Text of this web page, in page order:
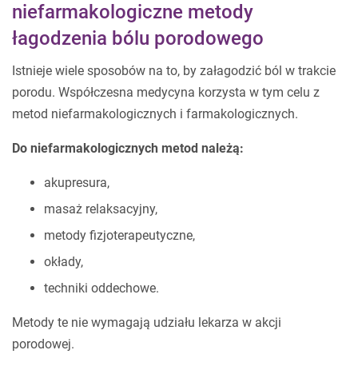
niefarmakologiczne metody
łagodzenia bólu porodowego
Istnieje wiele sposobów na to, by załagodzić ból w trakcie
porodu. Współczesna medycyna korzysta w tym celu z
metod niefarmakologicznych i farmakologicznych.
Do niefarmakologicznych metod należą:
akupresura,
masaż relaksacyjny,
metody fizjoterapeutyczne,
okłady,
techniki oddechowe.
Metody te nie wymagają udziału lekarza w akcji
porodowej.